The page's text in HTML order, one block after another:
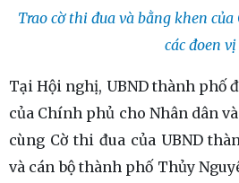
Trao cờ thi đua và bằng khen của
các đoen vị
Tại Hội nghị, UBND thành phố
của Chính phủ cho Nhân dân
cùng Cờ thi đua của UBND
và cán bộ thành phố Thủy